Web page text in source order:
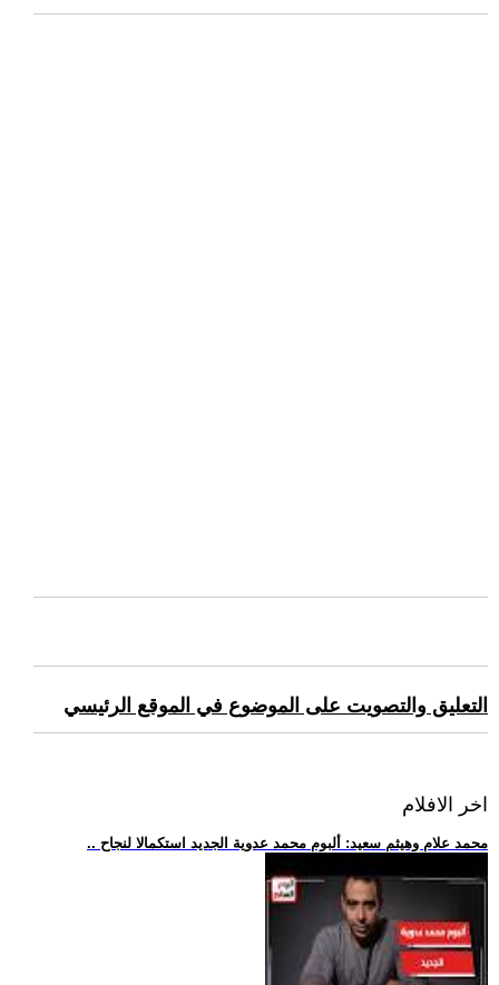
التعليق والتصويت على الموضوع في الموقع الرئيسي
اخر الافلام
.. محمد علام وهيثم سعيد: ألبوم محمد عدوية الجديد استكمالا لنجاح